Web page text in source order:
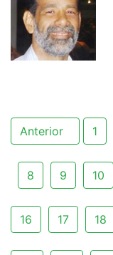
Anterior 1
8 9 10
16 17 18